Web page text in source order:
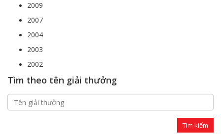
2009
2007
2004
2003
2002
Tìm theo tên giải thưởng